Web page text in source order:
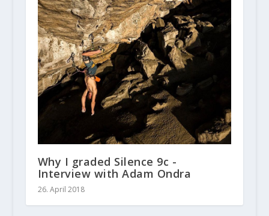
Why I graded Silence 9c -
Interview with Adam Ondra
26. April 2018